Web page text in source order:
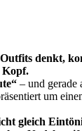
denkt,
Kopf.
– und gerade
um
gleich